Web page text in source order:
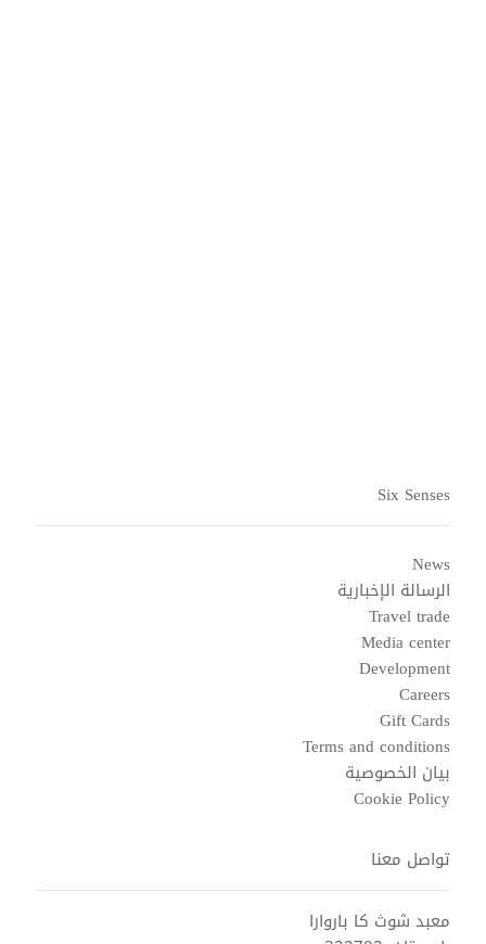
Six Senses
News
الرسالة الإخبارية
Travel trade
Media center
Development
Careers
Gift Cards
Terms and conditions
بيان الخصوصية
Cookie Policy
تواصل معنا
معبد شوث كا باروارا